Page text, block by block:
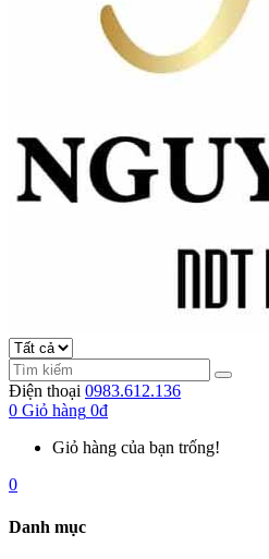
Điện thoại 0983.612.136
0 Giỏ hàng 0đ
Giỏ hàng của bạn trống!
0
Danh mục